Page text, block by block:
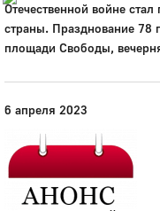
История
Настоящее
Стратегия
Бизнесу
Глава
КСО
Дума
+7 (34141) 21-300
Отечественной войне
страны. Празднование
площади Свободы,
6 апреля 2023